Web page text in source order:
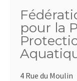
pour la
4 Rue du Moulin